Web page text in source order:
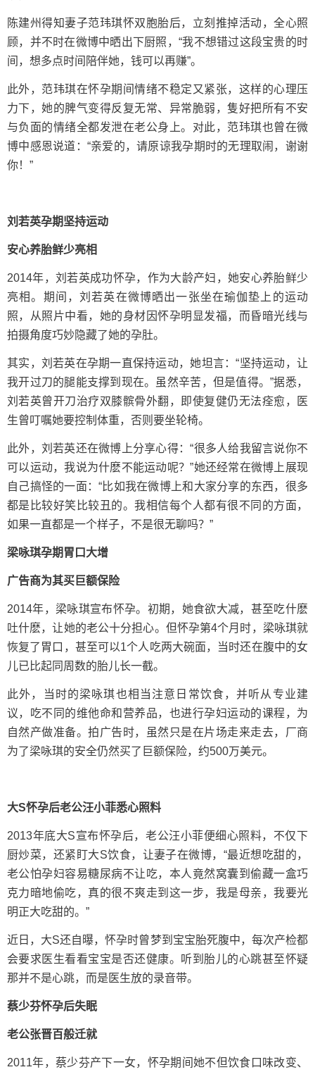
陈建州得知妻子范玮琪怀双胞胎后，立刻推掉活动，全心照
顾，并不时在微博中晒出下厨照，“我不想错过这段宝贵的时
间，想多点时间陪伴她，钱可以再赚”。
此外，范玮琪在怀孕期间情绪不稳定又紧张，这样的心理压
力下，她的脾气变得反复无常、异常脆弱，隻好把所有不安
与负面的情绪全都发泄在老公身上。对此，范玮琪也曾在微
博中感恩说道：“亲爱的，请原谅我孕期时的无理取闹，谢谢
你！”
刘若英孕期坚持运动
安心养胎鲜少亮相
2014年，刘若英成功怀孕，作为大龄产妇，她安心养胎鲜少
亮相。期间，刘若英在微博晒出一张坐在瑜伽垫上的运动
照，从照片中看，她的身材因怀孕明显发福，而昏暗光线与
拍摄角度巧妙隐藏了她的孕肚。
其实，刘若英在孕期一直保持运动，她坦言：“坚持运动，让
我开过刀的腿能支撑到现在。虽然辛苦，但是值得。”据悉，
刘若英曾开刀治疗双膝髌骨外翻，即使复健仍无法痊愈，医
生曾叮嘱她要控制体重，否则要坐轮椅。
此外，刘若英还在微博上分享心得：“很多人给我留言说你不
可以运动，我说为什麽不能运动呢？”她还经常在微博上展现
自己搞怪的一面：“比如我在微博上和大家分享的东西，很多
都是比较好笑比较丑的。我相信每个人都有很不同的方面，
如果一直都是一个样子，不是很无聊吗？”
梁咏琪孕期胃口大增
广告商为其买巨额保险
2014年，梁咏琪宣布怀孕。初期，她食欲大减，甚至吃什麽
吐什麽，让她的老公十分担心。但怀孕第4个月时，梁咏琪就
恢复了胃口，甚至可以1个人吃两大碗面，当时还在腹中的女
儿已比起同周数的胎儿长一截。
此外，当时的梁咏琪也相当注意日常饮食，并听从专业建
议，吃不同的维他命和营养品，也进行孕妇运动的课程，为
自然产做准备。拍广告时，虽然只是在片场走来走去，厂商
为了梁咏琪的安全仍然买了巨额保险，约500万美元。
大S怀孕后老公汪小菲悉心照料
2013年底大S宣布怀孕后，老公汪小菲便细心照料，不仅下
厨炒菜，还紧盯大S饮食，让妻子在微博，“最近想吃甜的，
老公怕孕妇容易糖尿病不让吃，本人竟然窝囊到偷藏一盒巧
克力暗地偷吃，真的很不爽走到这一步，我是母亲，我要光
明正大吃甜的。”
近日，大S还自曝，怀孕时曾梦到宝宝胎死腹中，每次产检都
会要求医生看看宝宝是否还健康。听到胎儿的心跳甚至怀疑
那并不是心跳，而是医生放的录音带。
蔡少芬怀孕后失眠
老公张晋百般迁就
2011年，蔡少芬产下一女，怀孕期间她不但饮食口味改变、